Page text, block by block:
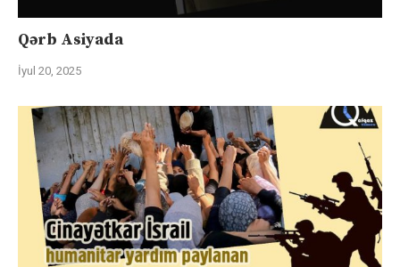
Qərb Asiyada
İyul 20, 2025